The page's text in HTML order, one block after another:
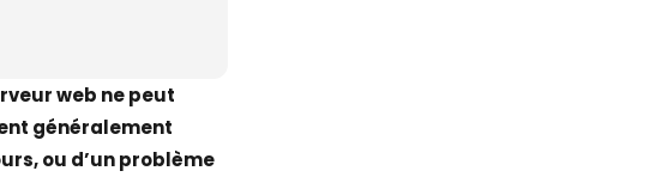
web ne peut
généralement
ou d’un problème